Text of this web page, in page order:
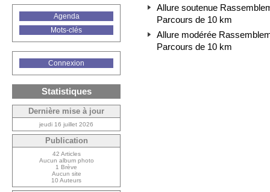
Allure soutenue
Parcours de 10 km
Allure modérée
Parcours de 10 km
Agenda
Mots-clés
Connexion
Statistiques
Dernière mise à jour
jeudi 16 juillet 2026
Publication
42 Articles
Aucun album photo
1 Brève
Aucun site
10 Auteurs